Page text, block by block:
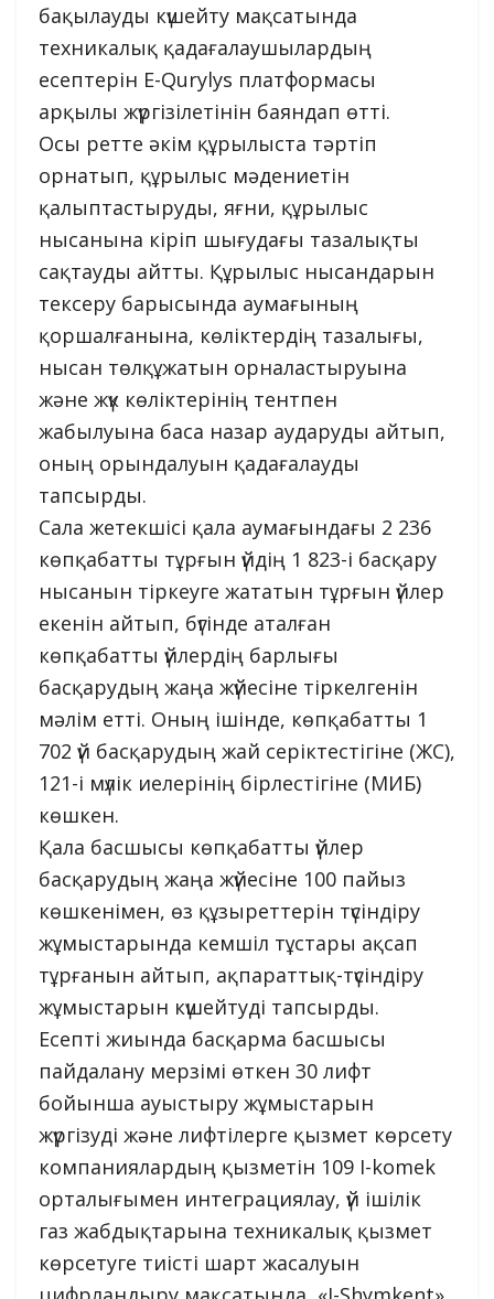
бақылауды күшейту мақсатында
техникалық қадағалаушылардың
есептерін E-Qurylys платформасы
арқылы жүргізілетінін баяндап өтті.
Осы ретте әкім құрылыста тәртіп
орнатып, құрылыс мәдениетін
қалыптастыруды, яғни, құрылыс
нысанына кіріп шығудағы тазалықты
сақтауды айтты. Құрылыс нысандарын
тексеру барысында аумағының
қоршалғанына, көліктердің тазалығы,
нысан төлқұжатын орналастыруына
және жүк көліктерінің тентпен
жабылуына баса назар аударуды айтып,
оның орындалуын қадағалауды
тапсырды.
Сала жетекшісі қала аумағындағы 2 236
көпқабатты тұрғын үйдің 1 823-і басқару
нысанын тіркеуге жататын тұрғын үйлер
екенін айтып, бүгінде аталған
көпқабатты үйлердің барлығы
басқарудың жаңа жүйесіне тіркелгенін
мәлім етті. Оның ішінде, көпқабатты 1
702 үй басқарудың жай серіктестігіне (ЖС),
121-і мүлік иелерінің бірлестігіне (МИБ)
көшкен.
Қала басшысы көпқабатты үйлер
басқарудың жаңа жүйесіне 100 пайыз
көшкенімен, өз құзыреттерін түсіндіру
жұмыстарында кемшіл тұстары ақсап
тұрғанын айтып, ақпараттық-түсіндіру
жұмыстарын күшейтуді тапсырды.
Есепті жиында басқарма басшысы
пайдалану мерзімі өткен 30 лифт
бойынша ауыстыру жұмыстарын
жүргізуді және лифтілерге қызмет көрсету
компаниялардың қызметін 109 I-komek
орталығымен интеграциялау, үй ішілік
газ жабдықтарына техникалық қызмет
көрсетуге тиісті шарт жасалуын